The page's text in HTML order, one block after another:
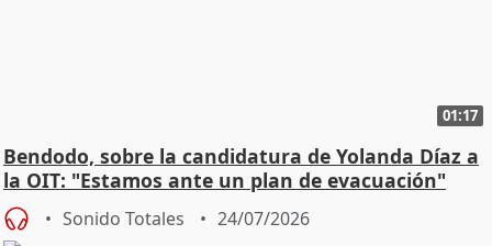
01:17
Bendodo, sobre la candidatura de Yolanda Díaz a
la OIT: "Estamos ante un plan de evacuación"
Sonido Totales 24/07/2026